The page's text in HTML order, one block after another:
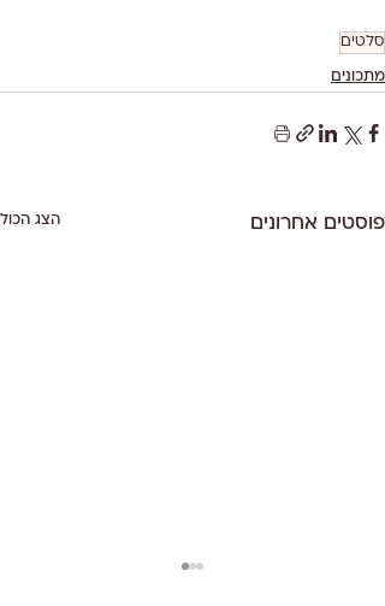
סלטים
מתכונים
פוסטים אחרונים הצג הכול